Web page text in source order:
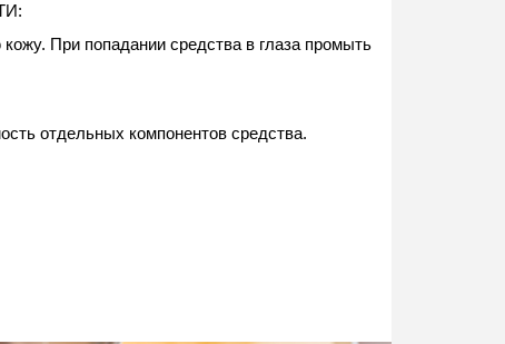
При попадании средства в глаза промыть
отдельных компонентов средства.